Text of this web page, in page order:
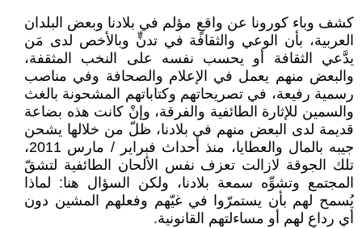
كشف وباء كورونا عن واقعٍ مؤلم في بلادنا وبعض البلدان
العربية، بأن الوعي والثقافة في تدنٍّ وبالأخص لدى مَن
يدَّعي الثقافة أو يحسب نفسه على النخب المثقفة،
والبعض منهم يعمل في الإعلام والصحافة وفي مناصب
رسمية رفيعة، في تصريحاتهم وكتاباتهم المشحونة بالغث
والسمين للإثارة الطائفية والفرقة، وإنْ كانت هذه بضاعة
قديمة لدى البعض منهم في بلادنا، ظلّ من خلالها يشحن
جيبه بالمال والعطايا، منذ أحداث فبراير / مارس 2011،
تلك الجوقة لازالت تعزف نفس الألحان الطائفية لتشقّ
المجتمع وتشوِّه سمعة بلادنا، ولكن السؤال هنا: لماذا
يُسمح لهم بأن يستمرّوا في غيّهم وفعلهم المشين دون
أي رداعٍ لهم أو مساءلتهم القانونية.